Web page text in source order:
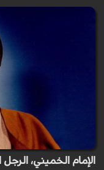
الإمام الخميني،